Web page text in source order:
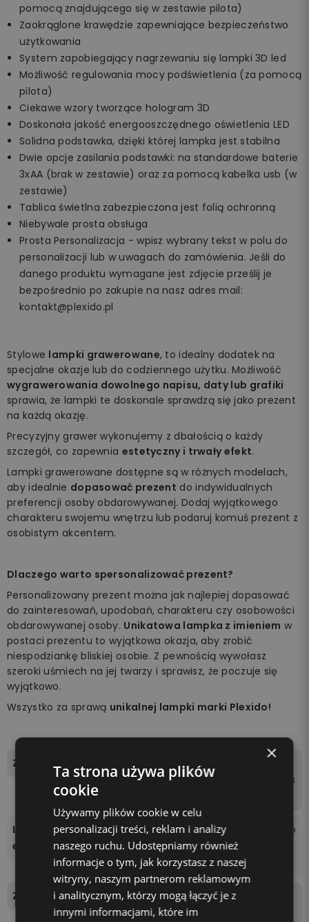
pomocą znajdującego się w zestawie pilota)
Zaokrąglone krawędzie zapewniające bezpieczeństwo
użytkowania
System zapobiegający nagrzewaniu się lampki 3D led
Możliwość regulowania mocy podświetlenia (za pomocą
pilota)
Ciekawe wzory tworzące hologram 3D
Doskonała jakość energooszczędnego oświetlenia LED
Solidna podstawka, dzięki której lampka jest stabilna
Dwie opcje zasilania podstawki: na standardowe baterie
3xAA (brak w zestawie) oraz za pomocą kabelka usb (w
zestawie)
Tablica świetlna zabezpieczona jest folią ochronną
Niebywale prosta obsługa
Prosta Personalizacja - wpisz wybrany tekst w polu do
personalizacji lub w uwagach do zamówienia. Jeśli do
danego produktu wymagane jest zdjęcie prześlij je
bezpośrednio po zakupie na nasz adres mail:
kontakt@plexido.pl
Stylowe lampki grawerowane, to idealny dodatek na
specjalne okazje lub do codziennego użytku. Możliwość
wygrawerowania dowolnego napisu, daty lub grafiki
sprawia, że lampki te doskonale sprawdzą się jako prezent
na każdą okazję.
Precyzyjny grawer wykonujemy z dbałością o każdy
szczegół, co zapewnia estetyczny i trwały efekt.
Lampki grawerowane dostępne są w różnych modelach,
aby idealnie dopasować prezent do indywidualnych
preferencji osoby obdarowywanej. Dodaj wyjątkowego
charakteru swojemu wnętrzu lub podaruj komuś prezent z
osobistym akcentem.
Dlaczego warto spersonalizować prezent?
Personalizowany prezent można jak najlepiej dopasować
do zainteresowań, upodobań, charakteru czy osobowości
obdarowywanej osoby. Unikatowa lampka z imieniem w
postaci prezentu to wyjątkowa okazja, aby zrobić
niespodziankę bliskiej osobie. Z pewnością wywołasz
szeroki uśmiech na jej twarzy i sprawisz, że poczuje się
wyjątkowo.
Wszystko za sprawą unikalnej lampki marki Plexido!
Zawartość zestawu
tablica świetlna, podstawk
a, pilot, kabel zasilający, ins
Liczba kolorów podświetl
enia
16 kolorów do wyboru za po
mocą pilota dołączonego
do zestawu.
Zasilanie
Podstawka zasilana jest be
zprzewodowo 3 bateriami
×
Ta strona używa plików
cookie
Używamy plików cookie w celu
personalizacji treści, reklam i analizy
naszego ruchu. Udostępniamy również
informacje o tym, jak korzystasz z naszej
witryny, naszym partnerom reklamowym
i analitycznym, którzy mogą łączyć je z
innymi informacjami, które im